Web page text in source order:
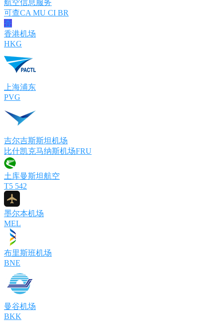
航空信息服务
可查CA MU CI BR
香
香港机场
HKG
上海浦东
PVG
吉尔吉斯斯坦机场
比什凯克马纳斯机场FRU
土库曼斯坦航空
T5 542
墨尔本机场
MEL
布里斯班机场
BNE
曼谷机场
BKK